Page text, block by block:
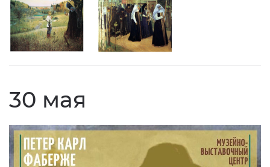
30 мая